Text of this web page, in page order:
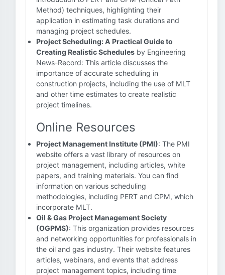
Method) techniques, highlighting their
application in estimating task durations and
managing project schedules.
Project Scheduling: A Practical Guide to
Creating Realistic Schedules by Engineering
News-Record: This article discusses the
importance of accurate scheduling in
construction projects, including the use of MLT
and other time estimates to create realistic
project timelines.
Online Resources
Project Management Institute (PMI): The PMI
website offers a vast library of resources on
project management, including articles, white
papers, and training materials. You can find
information on various scheduling
methodologies, including PERT and CPM, which
incorporate MLT.
Oil & Gas Project Management Society
(OGPMS): This organization provides resources
and networking opportunities for professionals in
the oil and gas industry. Their website features
articles, webinars, and events that address
project management topics, including time